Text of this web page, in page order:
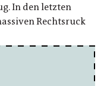
In den letzten
Rechtsruck